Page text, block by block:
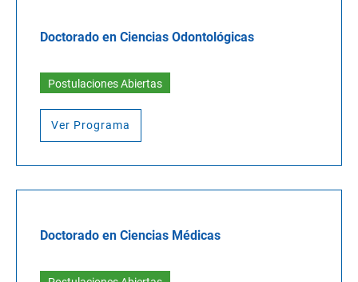
Doctorado en Ciencias Odontológicas
Postulaciones Abiertas
Ver Programa
Doctorado en Ciencias Médicas